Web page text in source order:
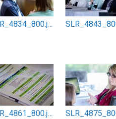
SLR_4834_800.jpg
SLR_4861_800.jpg